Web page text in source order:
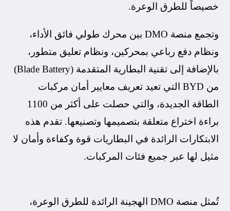
خصيصاً للطرق الوعرة.
وتجمع منصة DMO بين محرك طولي فائق الأداء،
ونظام دفع رباعي بمحركين، ونظام تعليق متطور،
بالإضافة إلى تقنية البطارية المتقدمة (Blade Battery)
من BYD التي تعيد تعريف معايير أمان مركبات
الطاقة الجديدة، والتي حصلت على أكثر من 1100
براءة اختراع متعلقة بتصميمها وتصنيعها. تقدم هذه
الابتكارات الرائدة في البطاريات قوة وكفاءة وأمان لا
مثيل لها عبر جميع فئات المركبات.
تُمثل منصة DMO الهجينة الرائدة للطرق الوعرة،